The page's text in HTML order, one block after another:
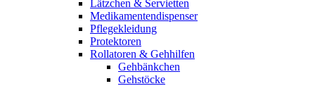
Lätzchen & Servietten
Medikamentendispenser
Pflegekleidung
Protektoren
Rollatoren & Gehhilfen
Gehbänkchen
Gehstöcke